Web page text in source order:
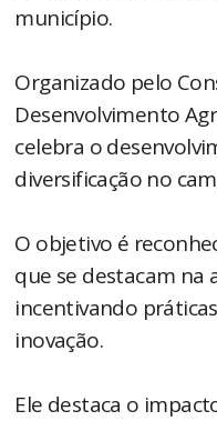
município.
Organizado pelo
Desenvolvimento
celebra o
diversificação no
O objetivo é
que se destacam na
incentivando
inovação.
Ele destaca o